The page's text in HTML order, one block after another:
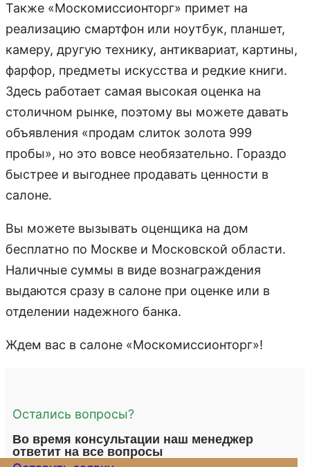
Также «Москомиссионторг» примет на
реализацию смартфон или ноутбук, планшет,
камеру, другую технику, антиквариат, картины,
фарфор, предметы искусства и редкие книги.
Здесь работает самая высокая оценка на
столичном рынке, поэтому вы можете давать
объявления «продам слиток золота 999
пробы», но это вовсе необязательно. Гораздо
быстрее и выгоднее продавать ценности в
салоне.
Вы можете вызывать оценщика на дом
бесплатно по Москве и Московской области.
Наличные суммы в виде вознаграждения
выдаются сразу в салоне при оценке или в
отделении надежного банка.
Ждем вас в салоне «Москомиссионторг»!
Остались вопросы?
Во время консультации наш менеджер
ответит на все вопросы